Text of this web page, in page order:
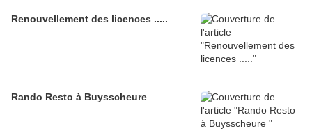
Renouvellement des licences .....
Rando Resto à Buysscheure